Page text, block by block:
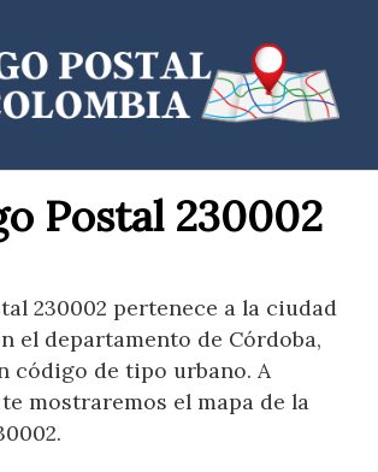
Postal 230002
230002 pertenece a la ciudad
el departamento de Córdoba,
código de tipo urbano. A
mostraremos el mapa de la